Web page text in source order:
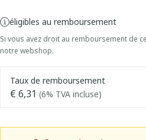
éligibles au remboursement
Si vous avez droit au remboursement de
notre webshop.
Taux de remboursement
€ 6,31 (6% TVA incluse)